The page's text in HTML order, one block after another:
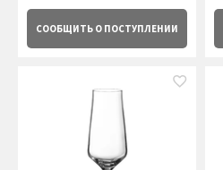
СООБЩИТЬ О ПОСТУПЛЕНИИ